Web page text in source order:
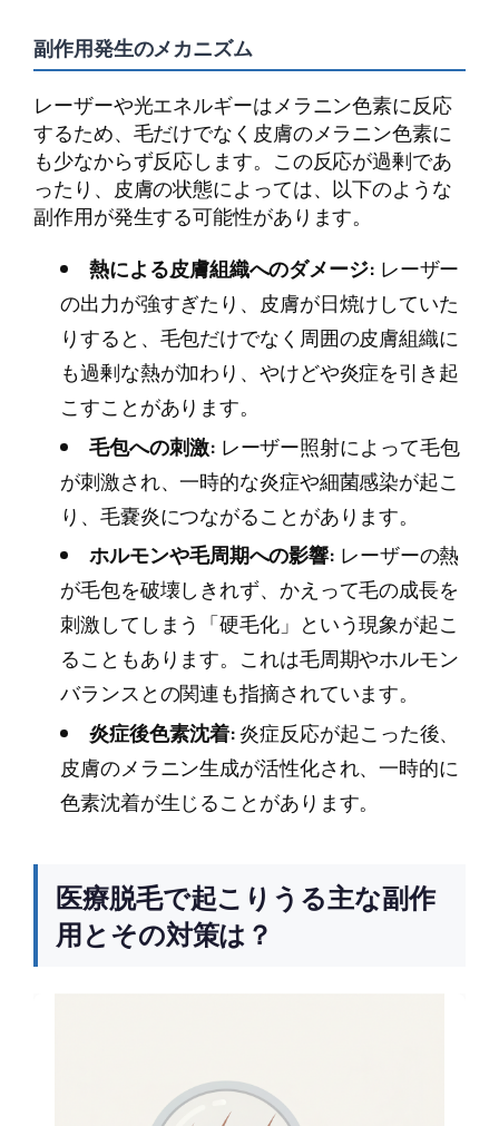
副作用発生のメカニズム
レーザーや光エネルギーはメラニン色素に反応
するため、毛だけでなく皮膚のメラニン色素に
も少なからず反応します。この反応が過剰であ
ったり、皮膚の状態によっては、以下のような
副作用が発生する可能性があります。
熱による皮膚組織へのダメージ: レーザー
の出力が強すぎたり、皮膚が日焼けしていた
りすると、毛包だけでなく周囲の皮膚組織に
も過剰な熱が加わり、やけどや炎症を引き起
こすことがあります。
毛包への刺激: レーザー照射によって毛包
が刺激され、一時的な炎症や細菌感染が起こ
り、毛嚢炎につながることがあります。
ホルモンや毛周期への影響: レーザーの熱
が毛包を破壊しきれず、かえって毛の成長を
刺激してしまう「硬毛化」という現象が起こ
ることもあります。これは毛周期やホルモン
バランスとの関連も指摘されています。
炎症後色素沈着:炎症反応が起こった後、
皮膚のメラニン生成が活性化され、一時的に
色素沈着が生じることがあります。
医療脱毛で起こりうる主な副作
用とその対策は？